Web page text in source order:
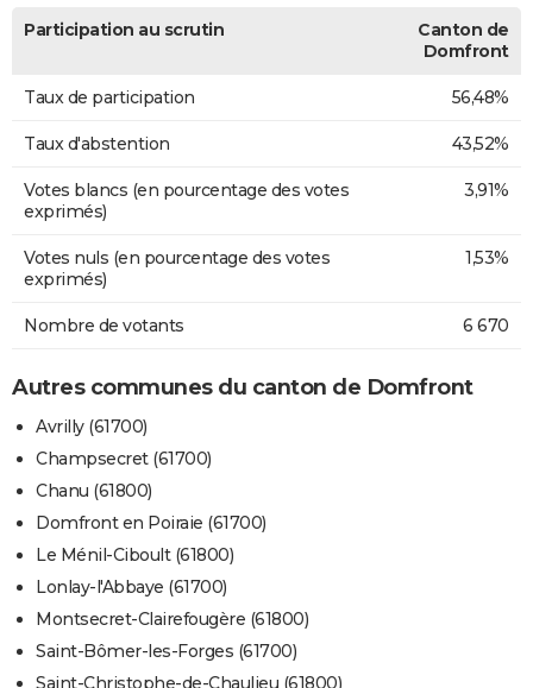
Participation au scrutin
Canton de
Domfront
Taux de participation 56,48%
Taux d'abstention 43,52%
Votes blancs (en pourcentage des votes
exprimés)
3,91%
Votes nuls (en pourcentage des votes
exprimés)
1,53%
Nombre de votants 6 670
Autres communes du canton de Domfront
Avrilly (61700)
Champsecret (61700)
Chanu (61800)
Domfront en Poiraie (61700)
Le Ménil-Ciboult (61800)
Lonlay-l'Abbaye (61700)
Montsecret-Clairefougère (61800)
Saint-Bômer-les-Forges (61700)
Saint-Christophe-de-Chaulieu (61800)